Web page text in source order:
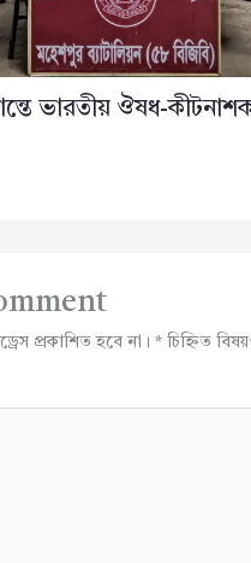
ভারতীয় ঔষধ-
প্রকাশিত হবে না। *চিহ্নিত